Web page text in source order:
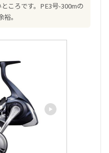
ころです。PE3号-300mの
。